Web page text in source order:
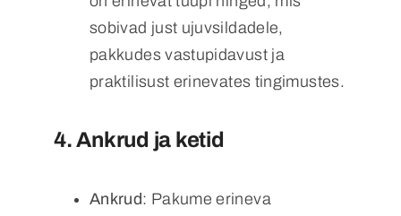
sobivad just ujuvsildadele,
pakkudes vastupidavust ja
praktilisust erinevates tingimustes.
4.Ankrud ja ketid
Ankrud: Pakume erineva